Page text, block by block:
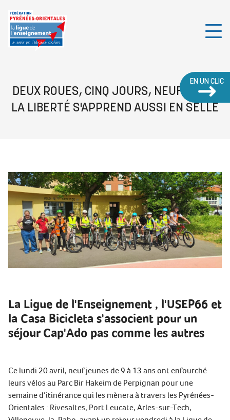
EN UN CLIC
DEUX ROUES, CINQ JOURS, NEUF ADOS :
LA LIBERTÉ S'APPREND AUSSI EN SELLE
La Ligue de l'Enseignement , l'USEP66 et
la Casa Bicicleta s'associent pour un
séjour Cap'Ado pas comme les autres
Ce lundi 20 avril, neuf jeunes de 9 à 13 ans ont enfourché
leurs vélos au Parc Bir Hakeim de Perpignan pour une
semaine d’itinérance qui les mènera à travers les Pyrénées-
Orientales : Rivesaltes, Port Leucate, Arles-sur-Tech,